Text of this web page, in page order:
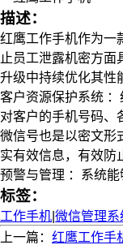
描述：
红鹰工作手机作为一
止员工泄露机密方
升级中持续优化其性
客户资源保护系统
对客户的手机号码、
微信号也是以密文形
实有效信息，有效防
预警与管理 ：系统
标签：
工作手机 微信管理系
上一篇： 红鹰工作手